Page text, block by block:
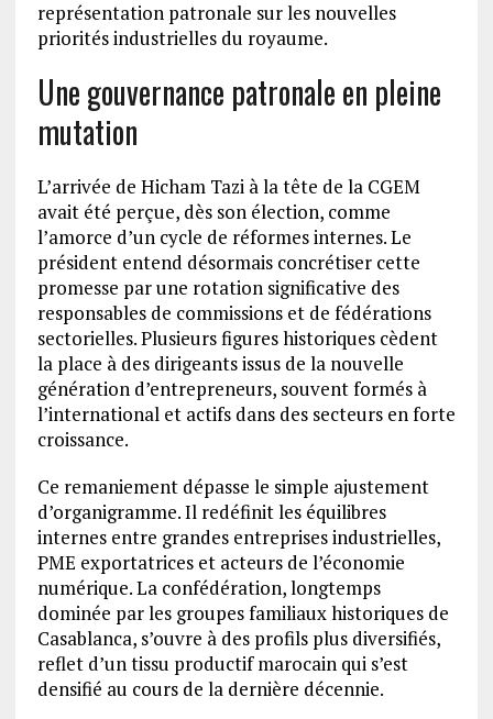
représentation patronale sur les nouvelles
priorités industrielles du royaume.
Une gouvernance patronale en pleine
mutation
L’arrivée de Hicham Tazi à la tête de la CGEM
avait été perçue, dès son élection, comme
l’amorce d’un cycle de réformes internes. Le
président entend désormais concrétiser cette
promesse par une rotation significative des
responsables de commissions et de fédérations
sectorielles. Plusieurs figures historiques cèdent
la place à des dirigeants issus de la nouvelle
génération d’entrepreneurs, souvent formés à
l’international et actifs dans des secteurs en forte
croissance.
Ce remaniement dépasse le simple ajustement
d’organigramme. Il redéfinit les équilibres
internes entre grandes entreprises industrielles,
PME exportatrices et acteurs de l’économie
numérique. La confédération, longtemps
dominée par les groupes familiaux historiques de
Casablanca, s’ouvre à des profils plus diversifiés,
reflet d’un tissu productif marocain qui s’est
densifié au cours de la dernière décennie.